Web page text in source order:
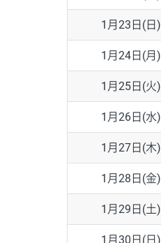
1月23日(日)
1月24日(月)
1月25日(火)
1月26日(水)
1月27日(木)
1月28日(金)
1月29日(土)
1月30日(日)